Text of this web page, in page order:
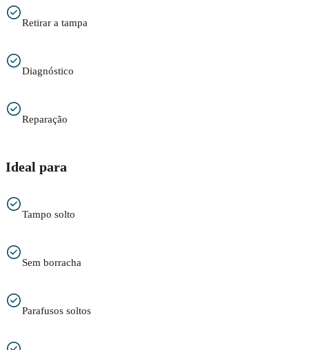
Retirar a tampa
Diagnóstico
Reparação
Ideal para
Tampo solto
Sem borracha
Parafusos soltos